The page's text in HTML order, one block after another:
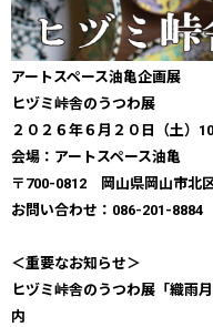
アートスペース油亀企画展
​​ヒヅミ峠舎のうつわ展
２０２６年６月２０日（土）
会場：アートスペース油亀
〒700-0812 岡山県岡山市北
お問い合わせ：086-201-8884
＜重要なお知らせ＞
ヒヅミ峠舎のうつわ展「織雨
内